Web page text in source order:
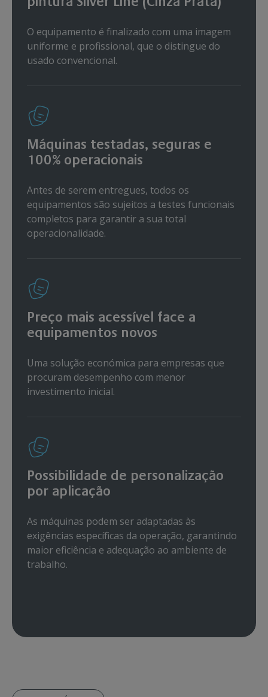
O equipamento é finalizado com uma imagem
uniforme e profissional, que o distingue do
usado convencional.
Máquinas testadas, seguras e
100% operacionais
Antes de serem entregues, todos os
equipamentos são sujeitos a testes funcionais
completos para garantir a sua total
operacionalidade.
Preço mais acessível face a
equipamentos novos
Uma solução económica para empresas que
procuram desempenho com menor
investimento inicial.
Possibilidade de personalização
por aplicação
As máquinas podem ser adaptadas às
exigências específicas da operação, garantindo
maior eficiência e adequação ao ambiente de
trabalho.